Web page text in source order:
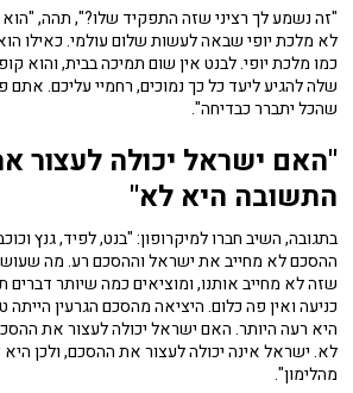
"זה נשמע לך רציני שזה התפקיד שלו?", תהה,
לא מלכת יופי שבאה לעשות שלום עולמי. כאילו
כמו מלכת יופי. לבנט אין שום תמיכה בבית, והוא
שלה להגיע ליעד כל כך נמוכים, רחמיי עליכם. אתם
שהכל יתברר כבדיחה".
"האם ישראל יכולה לעצור
התשובה היא לא"
בתגובה, השיב חברו למיקרופון: "בנט, לפיד, גנץ
ההסכם לא מחייב את ישראל וההסכם רע. מה
שזה לא מחייב אותנו, ומוציאים כמה שיותר
כניעה ואין פה כלום. היציאה מהסכם הגרעין
היא רעה היותר. האם ישראל יכולה לעצור את
לא. ישראל אינה יכולה לעצור את ההסכם, ולכן היא
מהלימון".